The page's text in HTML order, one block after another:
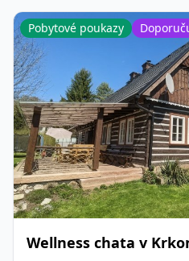
Wellness chata v
Pobytové poukazy